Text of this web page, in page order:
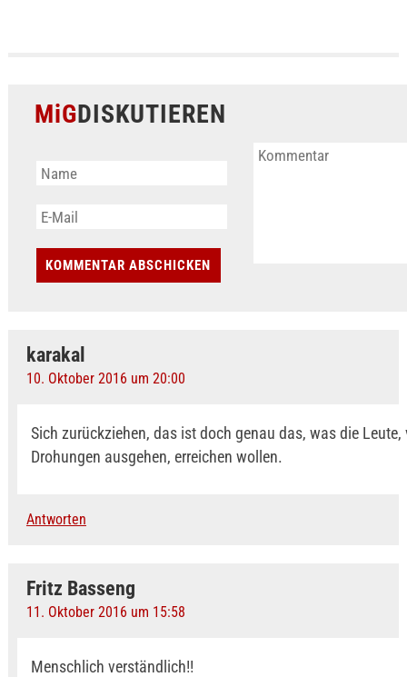
MiGDISKUTIEREN
karakal
10. Oktober 2016 um 20:00
Sich zurückziehen, das ist doch genau das, was die Leute,
Drohungen ausgehen, erreichen wollen.
Antworten
Fritz Basseng
11. Oktober 2016 um 15:58
Menschlich verständlich!!